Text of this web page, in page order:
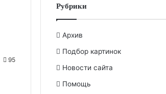
95
Рубрики
Архив
Подбор картинок
Новости сайта
Помощь